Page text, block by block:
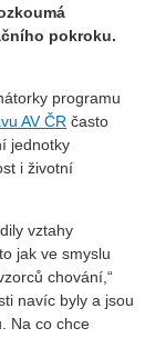
pokroku.
programu
AV ČR často
jednotky
i životní
vztahy
jak ve smyslu
chování,“
navíc byly a jsou
Na co chce